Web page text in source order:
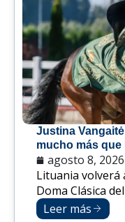
Justina
mucho más
agosto 8, 2026
Lituania volverá
Doma Clásica
Leer más